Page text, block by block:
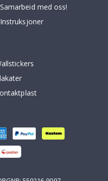
Samarbeid med oss!
Instruksjoner